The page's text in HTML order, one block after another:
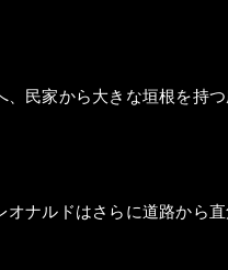
民家から大きな垣根を持
ナルドはさらに道路から